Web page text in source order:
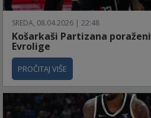
SREDA, 08.04.2026 | 22:48
Košarkaši Partizana
Evrolige
PROČITAJ VIŠE